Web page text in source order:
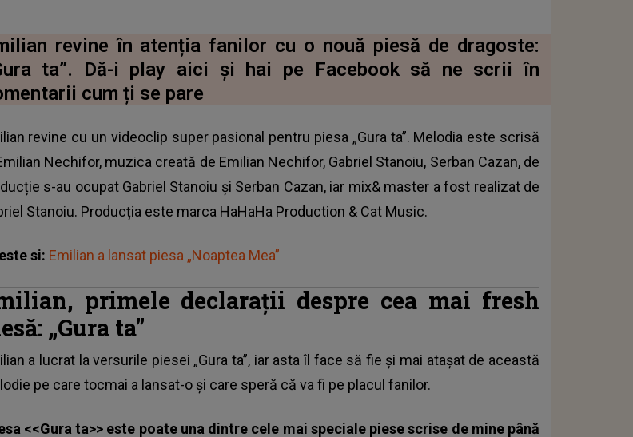
ARTICOLUL
revine în atenția fanilor cu o nouă piesă de dragoste:
ta”. Dă-i play aici și hai pe Facebook să ne scrii în
cum ți se pare
revine cu un videoclip super pasional pentru piesa „Gura ta”. Melodia este scrisă
Nechifor, muzica creată de Emilian Nechifor, Gabriel Stanoiu, Serban Cazan, de
s-au ocupat Gabriel Stanoiu și Serban Cazan, iar mix& master a fost realizat de
Stanoiu. Producția este marca HaHaHa Production & Cat Music.
si: Emilian a lansat piesa „Noaptea Mea”
primele declarații despre cea mai fresh
„Gura ta”
a lucrat la versurile piesei „Gura ta”, iar asta îl face să fie și mai atașat de această
pe care tocmai a lansat-o și care speră că va fi pe placul fanilor.
<<Gura ta>> este poate una dintre cele mai speciale piese scrise de mine până